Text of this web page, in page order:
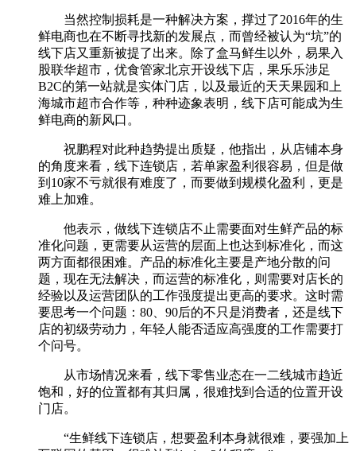
当然控制损耗是一种解决方案，撑过了2016年的生
鲜电商也在不断寻找新的发展点，而曾经被认为“坑”的
线下店又重新被提了出来。除了盒马鲜生以外，易果入
股联华超市，优食管家北京开设线下店，果乐乐涉足
B2C的第一站就是实体门店，以及最近的天天果园和上
海城市超市合作等，种种迹象表明，线下店可能成为生
鲜电商的新风口。
祝鹏程对此种趋势提出质疑，他指出，从店铺本身
的角度来看，线下连锁店，若单家盈利很容易，但是做
到10家不亏就很有难度了，而要做到规模化盈利，更是
难上加难。
他表示，做线下连锁店不止需要面对生鲜产品的标
准化问题，更需要从运营的层面上也达到标准化，而这
两方面都很困难。产品的标准化主要是产地分散的问
题，现在无法解决，而运营的标准化，则需要对店长的
经验以及运营团队的工作强度提出更高的要求。这时需
要思考一个问题：80、90后的不只是消费者，还是线下
店的初级劳动力，年轻人能否适应高强度的工作需要打
个问号。
从市场情况来看，线下零售业态在一二线城市趋近
饱和，好的位置都有其归属，很难找到合适的位置开设
门店。
“生鲜线下连锁店，想要盈利本身就很难，要强加上